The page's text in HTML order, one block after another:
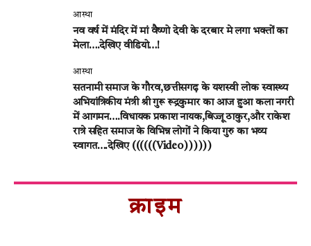
आस्था
नव वर्ष में मंदिर में मां वैष्णो देवी के दरबार मे लगा भक्तों का
मेला….देखिए वीडियो…!
आस्था
सतनामी समाज के गौरव,छत्तीसगढ़ के यशस्वी लोक स्वास्थ्य
अभियांत्रिकीय मंत्री श्री गुरू रूद्रकुमार का आज हुआ कला नगरी
में आगमन….विधायक प्रकाश नायक,बिज्जू ठाकुर,और राकेश
रात्रे सहित समाज के विभिन्न लोगों ने किया गुरु का भव्य
स्वागत….देखिए ((((((Video))))))
क्राइम